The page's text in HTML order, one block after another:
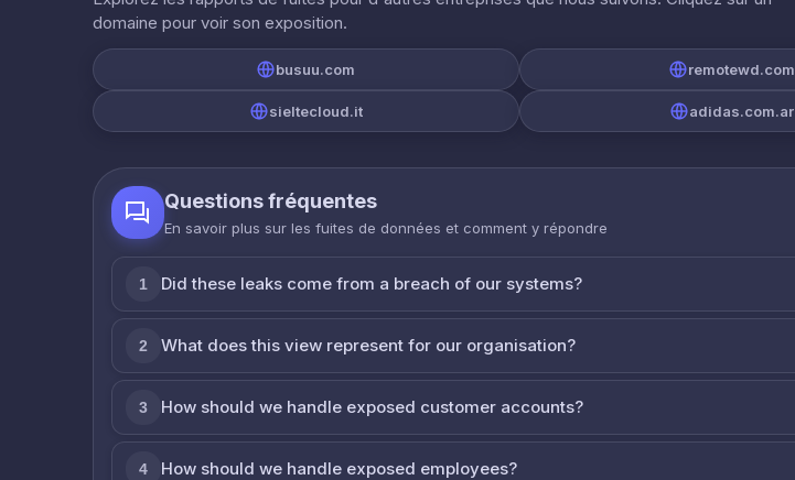
domaine pour voir son exposition.
busuu.com remotewd.com
sieltecloud.it adidas.com.ar
Questions fréquentes
En savoir plus sur les fuites de données et comment y répondre
1 Did these leaks come from a breach of our systems?
2 What does this view represent for our organisation?
3 How should we handle exposed customer accounts?
4 How should we handle exposed employees?